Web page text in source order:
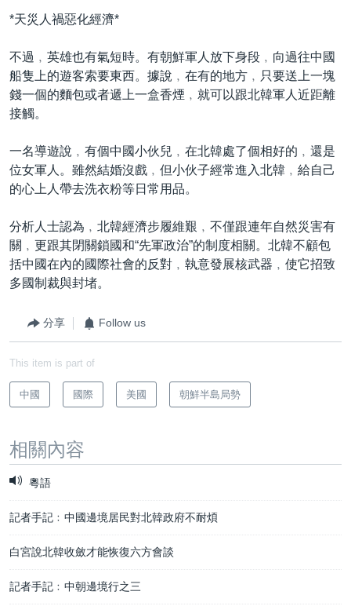
*天災人禍惡化經濟*
不過﹐英雄也有氣短時。有朝鮮軍人放下身段﹐向過往中國
船隻上的遊客索要東西。據說﹐在有的地方﹐只要送上一塊
錢一個的麵包或者遞上一盒香煙﹐就可以跟北韓軍人近距離
接觸。
一名導遊說﹐有個中國小伙兒﹐在北韓處了個相好的﹐還是
位女軍人。雖然結婚沒戲﹐但小伙子經常進入北韓﹐給自己
的心上人帶去洗衣粉等日常用品。
分析人士認為﹐北韓經濟步履維艱﹐不僅跟連年自然災害有
關﹐更跟其閉關鎖國和“先軍政治”的制度相關。北韓不顧包
括中國在內的國際社會的反對﹐執意發展核武器﹐使它招致
多國制裁與封堵。
分享 Follow us
This item is part of
中國 國際 美國 朝鮮半島局勢
相關內容
粵語
記者手記﹕中國邊境居民對北韓政府不耐煩
白宮說北韓收斂才能恢復六方會談
記者手記﹕中朝邊境行之三